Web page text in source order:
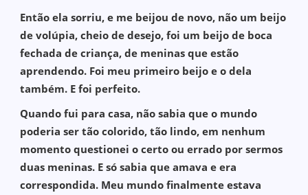
Então ela sorriu, e me beijou de novo, não um beijo
de volúpia, cheio de desejo, foi um beijo de boca
fechada de criança, de meninas que estão
aprendendo. Foi meu primeiro beijo e o dela
também. E foi perfeito.
Quando fui para casa, não sabia que o mundo
poderia ser tão colorido, tão lindo, em nenhum
momento questionei o certo ou errado por sermos
duas meninas. E só sabia que amava e era
correspondida. Meu mundo finalmente estava